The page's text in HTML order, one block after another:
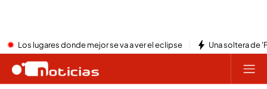
Los lugares donde mejor se va a ver el eclipse Una soltera de